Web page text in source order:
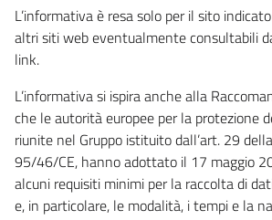
L’informativa è resa solo per il sito
altri siti web eventualmente consultabili
link.
L’informativa si ispira anche alla
che le autorità europee per la protezione
riunite nel Gruppo istituito dall’art. 29
95/46/CE, hanno adottato il 17 maggio
alcuni requisiti minimi per la raccolta di
e, in particolare, le modalità, i tempi e la